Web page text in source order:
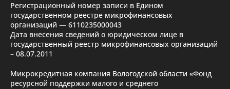
Регистрационный номер записи в Едином
государственном реестре микрофинансовых
организаций — 6110235000043
Дата внесения сведений о юридическом лице в
государственный реестр микрофинансовых организаций
– 08.07.2011
Микрокредитная компания Вологодской области «Фонд
ресурсной поддержки малого и среднего